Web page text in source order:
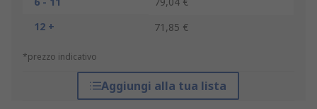
12 +
71,85 €
*prezzo indicativo
Aggiungi alla tua lista